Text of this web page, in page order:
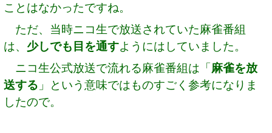
ことはなかったですね。
ただ、当時ニコ生で放送されていた麻雀番組
は、 少しでも目を通すようにはしていました。
ニコ生公式放送で流れる麻雀番組は「麻雀を放
送する 」という意味ではものすごく参考になりま
したので。